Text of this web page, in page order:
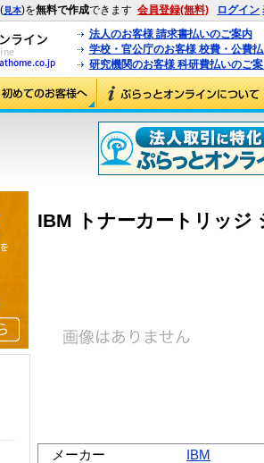
見本)を無料で作成できます 会員登録(無料) ログイン
法人のお客様 請求書払いのご案内
学校・官公庁のお客様 校費・公費
研究機関のお客様 科研費払いのご
IBM トナーカートリッジ
メーカー
IBM